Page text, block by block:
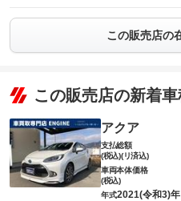
ビスの有無
このパックの
グー保証サポートデスク
このパックの
この販売店の
この販売店の新着
アクア
支払総額
(税込)(リ済込)
車両本体価格
(税込)
年式2021(令和3)年